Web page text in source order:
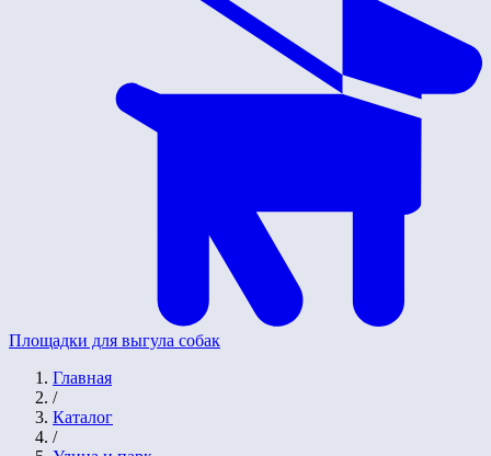
Площадки для выгула собак
Главная
/
Каталог
/